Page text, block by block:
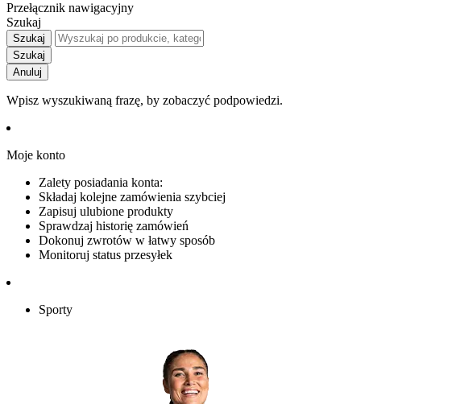
Przełącznik nawigacyjny
Szukaj
Szukaj
Szukaj
Anuluj
Wpisz wyszukiwaną frazę, by zobaczyć podpowiedzi.
Moje konto
Zalety posiadania konta:
Składaj kolejne zamówienia szybciej
Zapisuj ulubione produkty
Sprawdzaj historię zamówień
Dokonuj zwrotów w łatwy sposób
Monitoruj status przesyłek
Sporty